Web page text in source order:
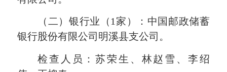
（二）银行业（1家）：中国邮政储蓄
银行股份有限公司明溪县支公司。
检查人员：苏荣生、林赵雪、李绍